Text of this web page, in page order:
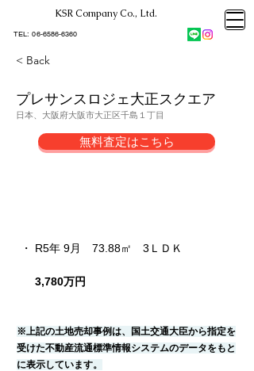
KSR Company Co., Ltd.​
​TEL:06-6586-6360
< Back
プレサンスロジェ大正スクエア
日本、大阪府大阪市大正区千島１丁目
無料査定はこちら
・ R5年 9月　73.88㎡ 3 ＬＤＫ
3,780万円
※上記の土地売却事例は、国土交通大臣から指定を
受けた不動産流通標準情報システムのデータをもと
に表示しています。